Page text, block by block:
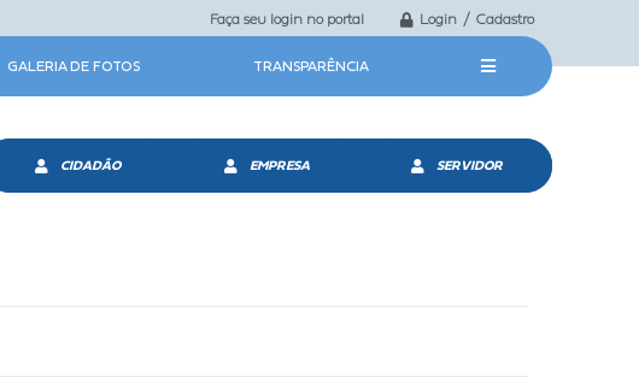
Faça seu login no portal Login / Cadastro
GALERIA DE FOTOS TRANSPARÊNCIA
CIDADÃO EMPRESA SERVIDOR